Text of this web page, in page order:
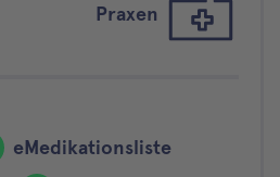
Praxen
eMedikationsliste